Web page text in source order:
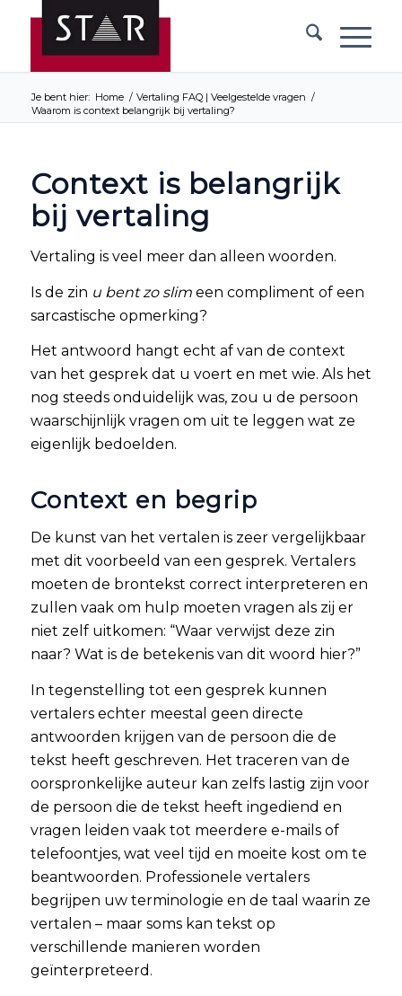
Je bent hier: Home / Vertaling FAQ | Veelgestelde vragen /
Waarom is context belangrijk bij vertaling?
Context is belangrijk
bij vertaling
Vertaling is veel meer dan alleen woorden.
Is de zin u bent zo slimeen compliment of een
sarcastische opmerking?
Het antwoord hangt echt af van de context
van het gesprek dat u voert en met wie. Als het
nog steeds onduidelijk was, zou u de persoon
waarschijnlijk vragen om uit te leggen wat ze
eigenlijk bedoelden.
Context en begrip
De kunst van het vertalen is zeer vergelijkbaar
met dit voorbeeld van een gesprek. Vertalers
moeten de brontekst correct interpreteren en
zullen vaak om hulp moeten vragen als zij er
niet zelf uitkomen: “Waar verwijst deze zin
naar? Wat is de betekenis van dit woord hier?”
In tegenstelling tot een gesprek kunnen
vertalers echter meestal geen directe
antwoorden krijgen van de persoon die de
tekst heeft geschreven. Het traceren van de
oorspronkelijke auteur kan zelfs lastig zijn voor
de persoon die de tekst heeft ingediend en
vragen leiden vaak tot meerdere e-mails of
telefoontjes, wat veel tijd en moeite kost om te
beantwoorden. Professionele vertalers
begrijpen uw terminologie en de taal waarin ze
vertalen – maar soms kan tekst op
verschillende manieren worden
geïnterpreteerd.